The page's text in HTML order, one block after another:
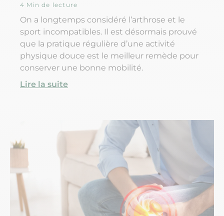
4 Min de lecture
On a longtemps considéré l’arthrose et le
sport incompatibles. Il est désormais prouvé
que la pratique régulière d’une activité
physique douce est le meilleur remède pour
conserver une bonne mobilité.
Lire la suite